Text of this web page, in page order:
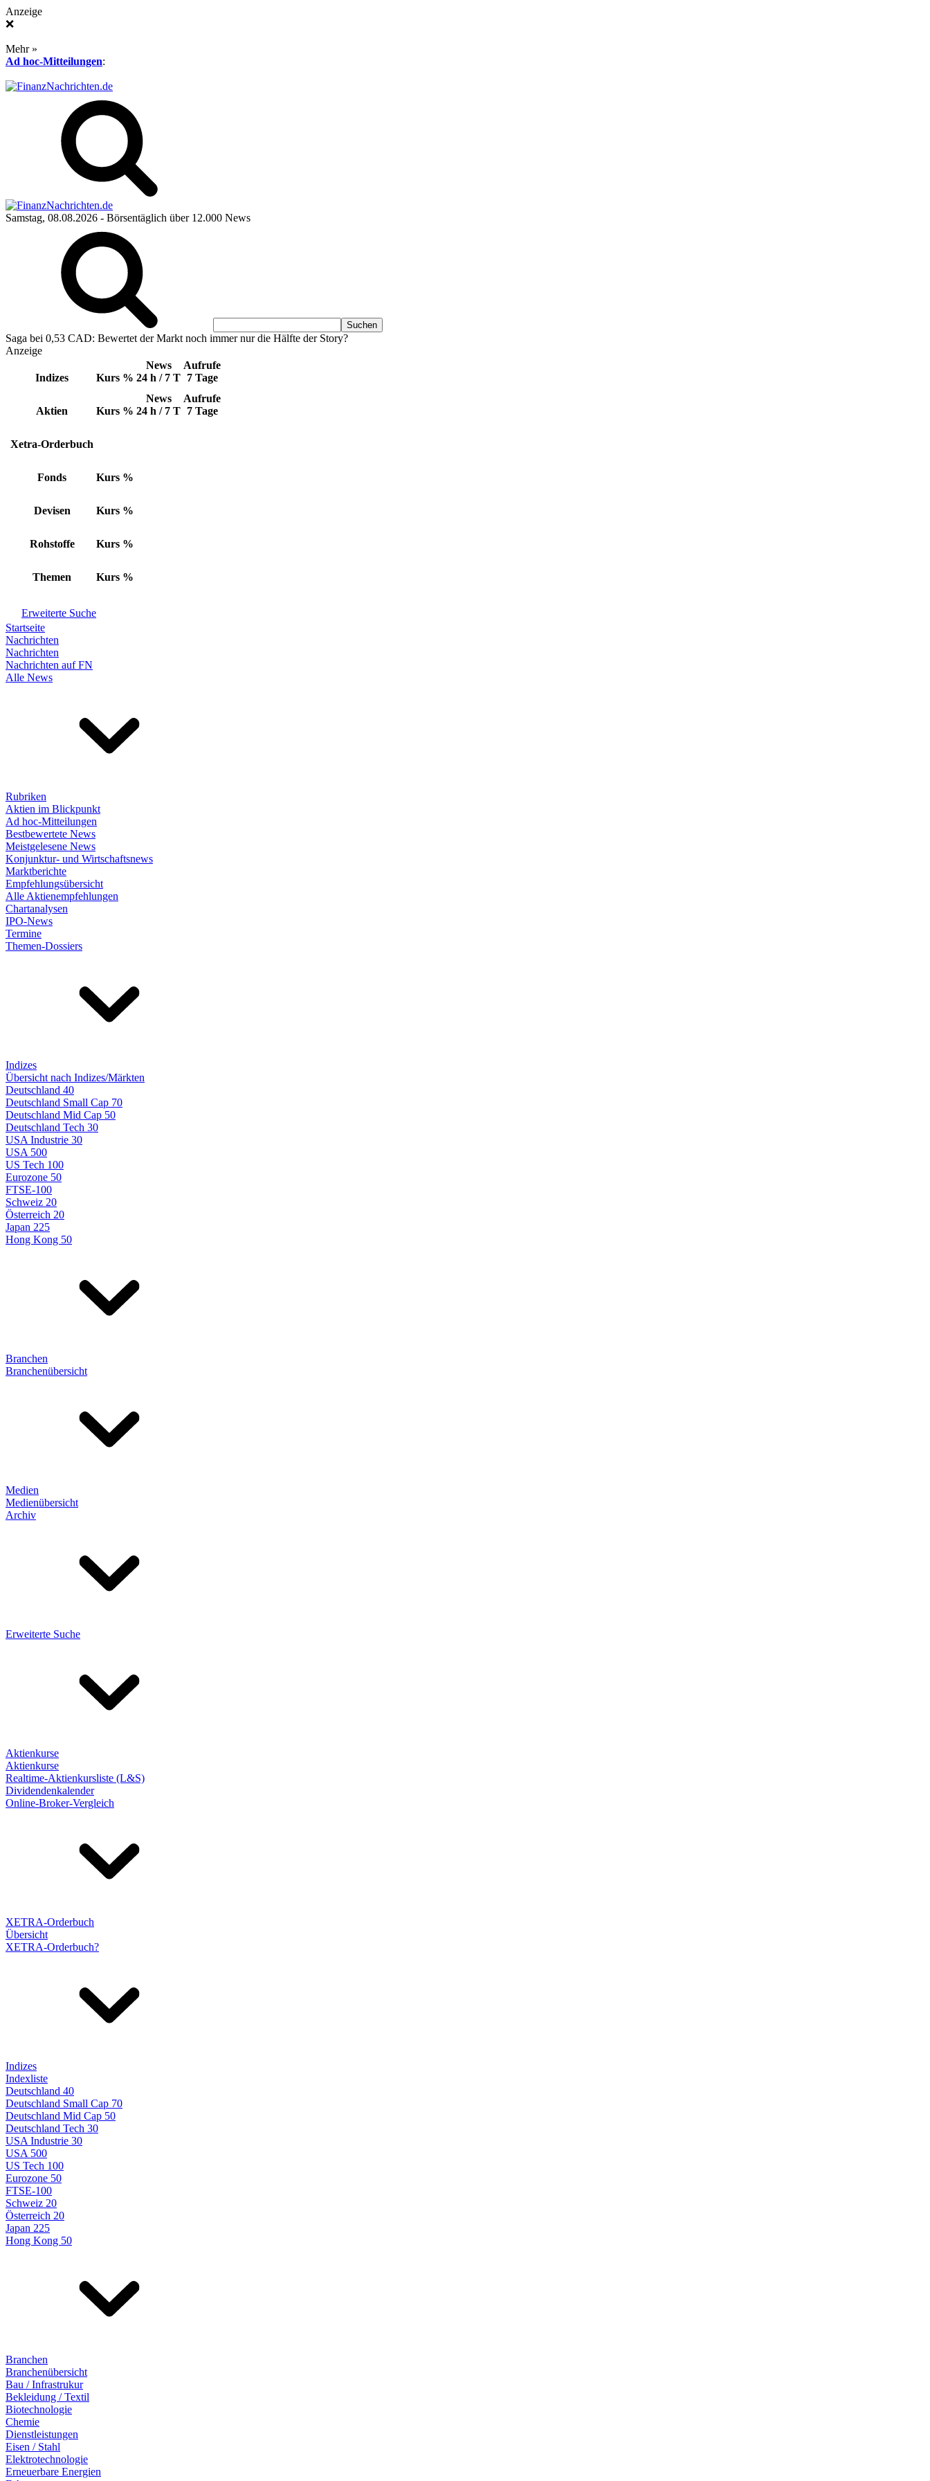
Anzeige
❌
Mehr »
Ad hoc-Mitteilungen:
Samstag, 08.08.2026 - Börsentäglich über 12.000 News
Saga bei 0,53 CAD: Bewertet der Markt noch immer nur die Hälfte der Story?
Anzeige
Indizes Kurs %
News
24 h / 7 T
Aufrufe
7 Tage
Aktien Kurs %
News
24 h / 7 T
Aufrufe
7 Tage
Xetra-Orderbuch
Fonds Kurs %
Devisen Kurs %
Rohstoffe Kurs %
Themen Kurs %
Erweiterte Suche
Startseite
Nachrichten
Nachrichten
Nachrichten auf FN
Alle News
Rubriken
Aktien im Blickpunkt
Ad hoc-Mitteilungen
Bestbewertete News
Meistgelesene News
Konjunktur- und Wirtschaftsnews
Marktberichte
Empfehlungsübersicht
Alle Aktienempfehlungen
Chartanalysen
IPO-News
Termine
Themen-Dossiers
Indizes
Übersicht nach Indizes/Märkten
Deutschland 40
Deutschland Small Cap 70
Deutschland Mid Cap 50
Deutschland Tech 30
USA Industrie 30
USA 500
US Tech 100
Eurozone 50
FTSE-100
Schweiz 20
Österreich 20
Japan 225
Hong Kong 50
Branchen
Branchenübersicht
Medien
Medienübersicht
Archiv
Erweiterte Suche
Aktienkurse
Aktienkurse
Realtime-Aktienkursliste (L&S)
Dividendenkalender
Online-Broker-Vergleich
XETRA-Orderbuch
Übersicht
XETRA-Orderbuch?
Indizes
Indexliste
Deutschland 40
Deutschland Small Cap 70
Deutschland Mid Cap 50
Deutschland Tech 30
USA Industrie 30
USA 500
US Tech 100
Eurozone 50
FTSE-100
Schweiz 20
Österreich 20
Japan 225
Hong Kong 50
Branchen
Branchenübersicht
Bau / Infrastrukur
Bekleidung / Textil
Biotechnologie
Chemie
Dienstleistungen
Eisen / Stahl
Elektrotechnologie
Erneuerbare Energien